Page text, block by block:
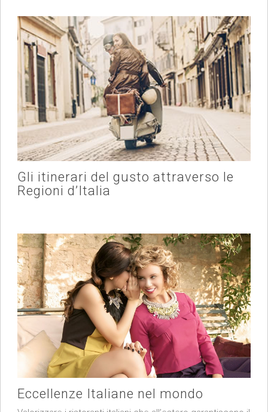
Gli itinerari del gusto attraverso le
Regioni d’Italia
Eccellenze Italiane nel mondo